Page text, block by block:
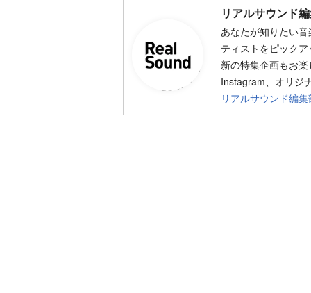
リアルサウンド
あなたが知りたい
ティストをピック
新の特集企画もお
Instagram、オリジ
リアルサウンド編